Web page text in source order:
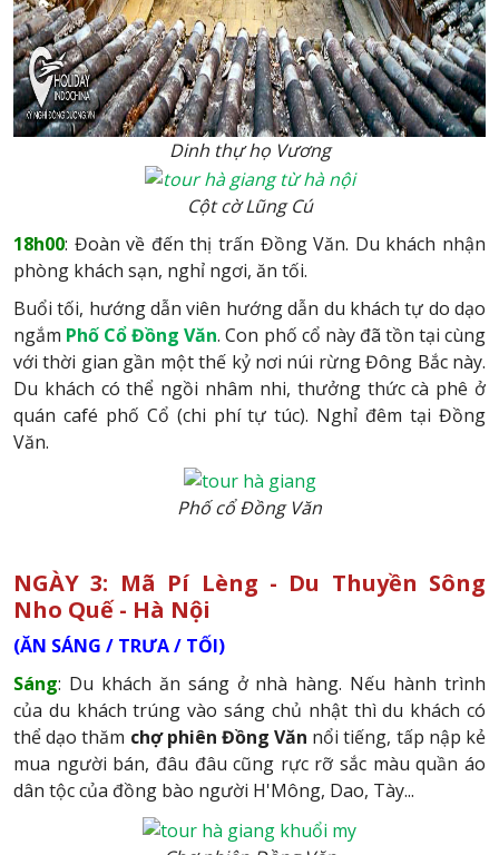
Dinh thự họ Vương
Cột cờ Lũng Cú
18h00: Đoàn về đến thị trấn Đồng Văn. Du khách nhận
phòng khách sạn, nghỉ ngơi, ăn tối.
Buổi tối, hướng dẫn viên hướng dẫn du khách tự do dạo
ngắm Phố Cổ Đồng Văn. Con phố cổ này đã tồn tại cùng
với thời gian gần một thế kỷ nơi núi rừng Đông Bắc này.
Du khách có thể ngồi nhâm nhi, thưởng thức cà phê ở
quán café phố Cổ (chi phí tự túc). Nghỉ đêm tại Đồng
Văn.
Phố cổ Đồng Văn
NGÀY 3: Mã Pí Lèng - Du Thuyền Sông
Nho Quế - Hà Nội
(ĂN SÁNG / TRƯA / TỐI)
Sáng: Du khách ăn sáng ở nhà hàng. Nếu hành trình
của du khách trúng vào sáng chủ nhật thì du khách có
thể dạo thăm chợ phiên Đồng Văn nổi tiếng, tấp nập kẻ
mua người bán, đâu đâu cũng rực rỡ sắc màu quần áo
dân tộc của đồng bào người H'Mông, Dao, Tày...